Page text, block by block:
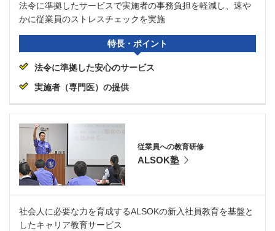
法令に準拠したサービスで実施者の事務負担を軽減し、速や
かに従業員のストレスチェックを実施
特長・ポイント
法令に準拠した安心のサービス
実施者（専門医）の提供
従業員への教育研修
ALSOK塾
社会人に必要な力を育成するALSOKの新入社員教育を基盤と
したキャリア教育サービス